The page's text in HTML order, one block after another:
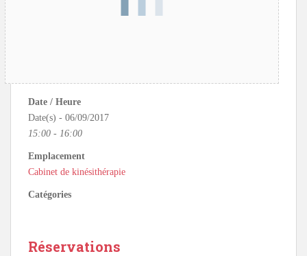
Date / Heure
Date(s) - 06/09/2017
15:00 - 16:00
Emplacement
Cabinet de kinésithérapie
Catégories
Réservations